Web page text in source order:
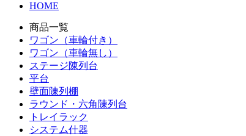
HOME
商品一覧
ワゴン（車輪付き）
ワゴン（車輪無し）
ステージ陳列台
平台
壁面陳列棚
ラウンド・六角陳列台
トレイラック
システム什器